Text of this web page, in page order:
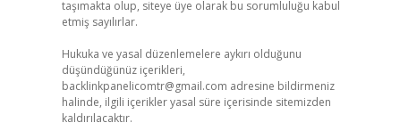
taşımakta olup, siteye üye olarak bu sorumluluğu kabul
etmiş sayılırlar.
Hukuka ve yasal düzenlemelere aykırı olduğunu
düşündüğünüz içerikleri,
backlinkpanelicomtr@gmail.com adresine bildirmeniz
halinde, ilgili içerikler yasal süre içerisinde sitemizden
kaldırılacaktır.